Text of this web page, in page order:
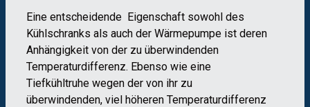
Eine entscheidende Eigenschaft sowohl des
Kühlschranks als auch der Wärmepumpe ist deren
Anhängigkeit von der zu überwindenden
Temperaturdifferenz. Ebenso wie eine
Tiefkühltruhe wegen der von ihr zu
überwindenden, viel höheren Temperaturdifferenz